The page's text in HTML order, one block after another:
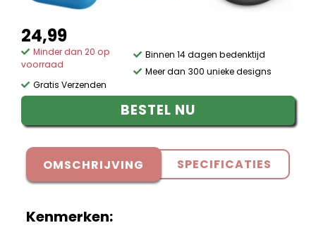
24,99
Minder dan 20 op
voorraad
Gratis Verzenden
Binnen 14 dagen bedenktijd
Meer dan 300 unieke designs
BESTEL NU
OMSCHRIJVING SPECIFICATIES
Kenmerken: